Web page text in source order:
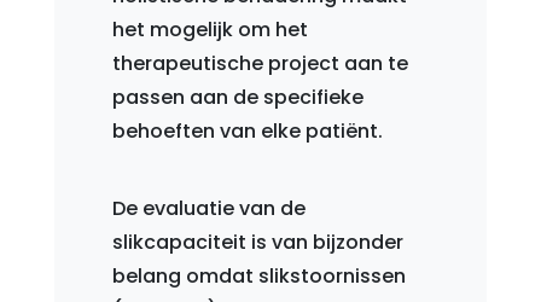
het mogelijk om het
therapeutische project aan te
passen aan de specifieke
behoeften van elke patiënt.
De evaluatie van de
slikcapaciteit is van bijzonder
belang omdat slikstoornissen